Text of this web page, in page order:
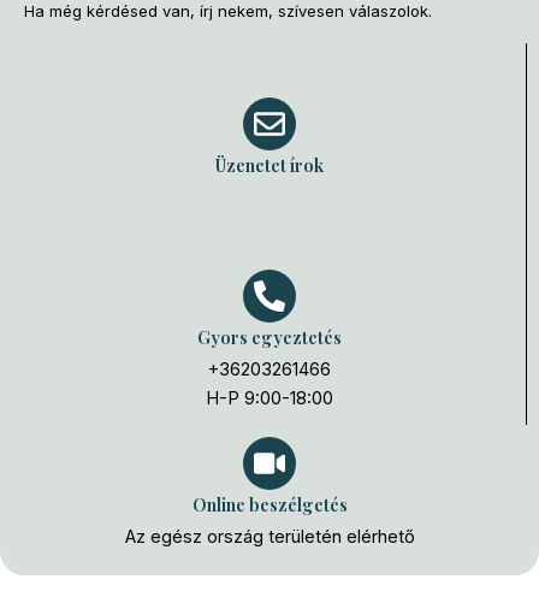
Ha még kérdésed van, írj nekem, szívesen válaszolok.
Üzenetet írok
Gyors egyeztetés
+36203261466
H-P 9:00-18:00
Online beszélgetés
Az egész ország területén elérhető